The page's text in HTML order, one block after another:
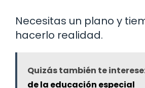
Necesitas un plano y
hacerlo realidad.
Quizás también te
de la educación especial